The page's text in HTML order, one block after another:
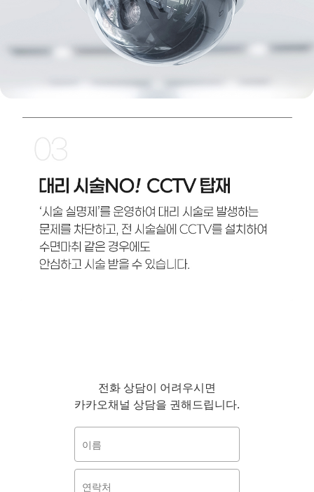
전화 상담이 어려우시면
카카오채널 상담을 권해드립니다.